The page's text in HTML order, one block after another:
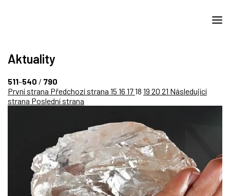
Aktuality
511–540 / 790
První strana Předchozí strana 15 16 1718 19 20 21 Následující
strana Poslední strana